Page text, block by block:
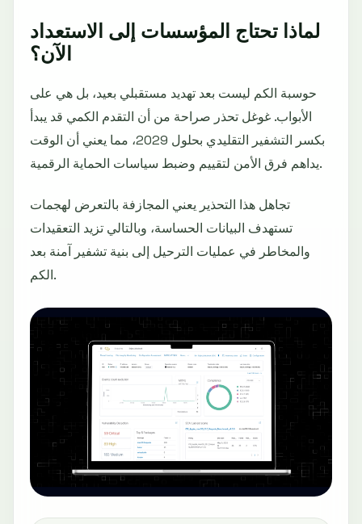
لماذا تحتاج المؤسسات إلى الاستعداد
الآن؟
حوسبة الكم ليست بعد تهديد مستقبلي بعيد، بل هي على
الأبواب. غوغل تحذر صراحة من أن التقدم الكمي قد يبدأ
بكسر التشفير التقليدي بحلول 2029، مما يعني أن الوقت
يداهم فرق الأمن لتقييم وضبط سياسات الحماية الرقمية.
تجاهل هذا التحذير يعني المجازفة بالتعرض لهجمات
تستهدف البيانات الحساسة، وبالتالي تزيد التعقيدات
والمخاطر في عمليات الترحيل إلى بنية تشفير آمنة بعد
الكم.